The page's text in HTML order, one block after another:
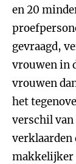
en 20
gevraagd,
vrouwen in
vrouwen
het
verschil van
verklaarden
makkelijker